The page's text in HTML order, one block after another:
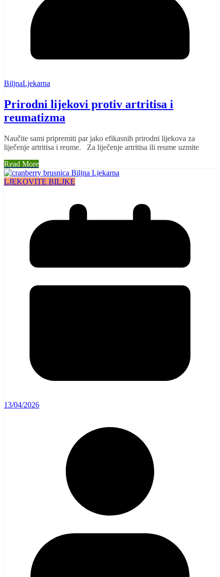
BiljnaLjekarna
Prirodni lijekovi protiv artritisa i
reumatizma
Naučite sami pripremiti par jako efikasnih prirodni lijekova za
liječenje artritisa i reume. Za liječenje artritisa ili reume uzmite
Read More
LJEKOVITE BILJKE
13/04/2026